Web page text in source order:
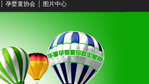
┆ 孕婴童协会 ┆ 图片中心